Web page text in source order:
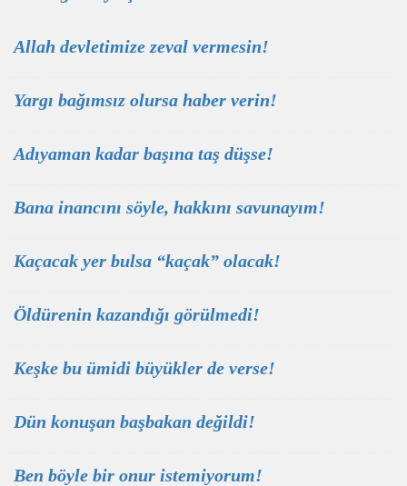
Allah devletimize zeval vermesin!
Yargı bağımsız olursa haber verin!
Adıyaman kadar başına taş düşse!
Bana inancını söyle, hakkını savunayım!
Kaçacak yer bulsa “kaçak” olacak!
Öldürenin kazandığı görülmedi!
Keşke bu ümidi büyükler de verse!
Dün konuşan başbakan değildi!
Ben böyle bir onur istemiyorum!